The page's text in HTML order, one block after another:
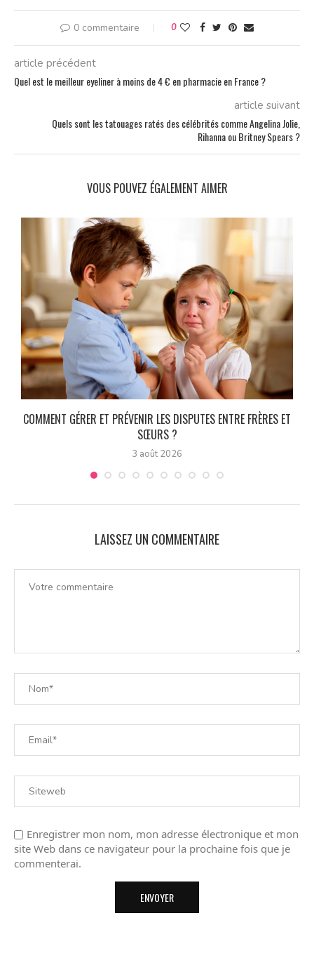
0 commentaire 0
article précédent
Quel est le meilleur eyeliner à moins de 4 € en pharmacie en France ?
article suivant
Quels sont les tatouages ratés des célébrités comme Angelina Jolie,
Rihanna ou Britney Spears ?
VOUS POUVEZ ÉGALEMENT AIMER
COMMENT GÉRER ET PRÉVENIR LES DISPUTES ENTRE FRÈRES ET
SŒURS ?
3 août 2026
LAISSEZ UN COMMENTAIRE
Enregistrer mon nom, mon adresse électronique et mon
site Web dans ce navigateur pour la prochaine fois que je
commenterai.